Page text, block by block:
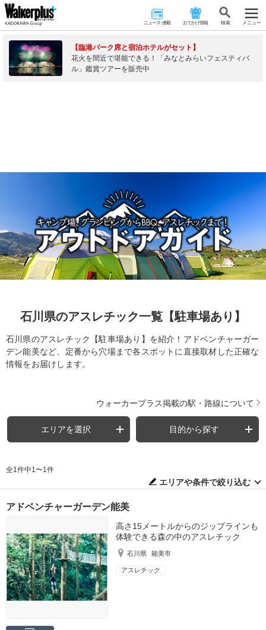
ニュース･連載 おでかけ情報 検 索 メニュー
【臨港パーク席と宿泊ホテルがセット】
花火を間近で堪能できる！「みなとみらいフェスティバ
ル」鑑賞ツアーを販売中
石川県のアスレチック一覧【駐車場あり】
石川県のアスレチック【駐車場あり】を紹介！アドベンチャーガー
デン能美など、定番から穴場まで各スポットに直接取材した正確な
情報をお届けします。
ウォーカープラス掲載の駅・路線について
エリアを選択 目的から探す
全1件中1〜1件
エリアや条件で絞り込む
アドベンチャーガーデン能美
高さ15メートルからのジップラインも
体験できる森の中のアスレチック
石川県 能美市
アスレチック